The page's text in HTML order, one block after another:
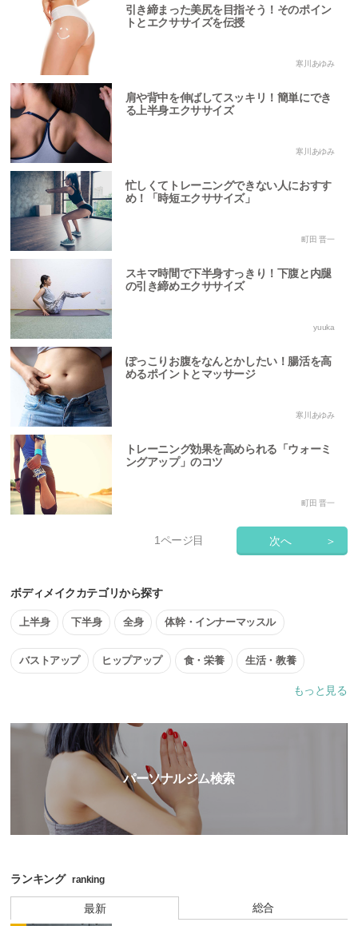
引き締まった美尻を目指そう！そのポイン
トとエクササイズを伝授
寒川あゆみ
肩や背中を伸ばしてスッキリ！簡単にでき
る上半身エクササイズ
寒川あゆみ
忙しくてトレーニングできない人におすす
め！「時短エクササイズ」
町田 晋一
スキマ時間で下半身すっきり！下腹と内腿
の引き締めエクササイズ
yuuka
ぽっこりお腹をなんとかしたい！腸活を高
めるポイントとマッサージ
寒川あゆみ
トレーニング効果を高められる「ウォーミ
ングアップ」のコツ
町田 晋一
1ページ目 次へ ＞
ボディメイクカテゴリから探す
上半身 下半身 全身 体幹・インナーマッスル
バストアップ ヒップアップ 食・栄養 生活・教養
ピラティス
フィットネス
もっと見る
パーソナルジム検索
ランキング ranking
最新 総合